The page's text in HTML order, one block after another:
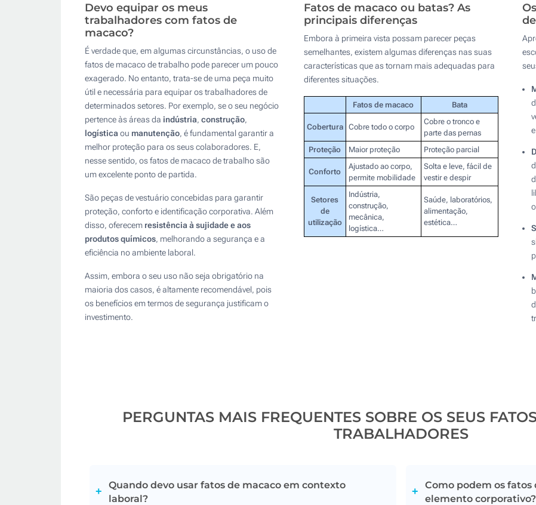
Devo equipar os meus
trabalhadores com fatos de
macaco?
É verdade que, em algumas circunstâncias, o uso de
fatos de macaco de trabalho pode parecer um pouco
exagerado. No entanto, trata-se de uma peça muito
útil e necessária para equipar os trabalhadores de
determinados setores. Por exemplo, se o seu negócio
pertence às áreas da indústria, construção,
logística ou manutenção, é fundamental garantir a
melhor proteção para os seus colaboradores. E,
nesse sentido, os fatos de macaco de trabalho são
um excelente ponto de partida.
São peças de vestuário concebidas para garantir
proteção, conforto e identificação corporativa. Além
disso, oferecem resistência à sujidade e aos
produtos químicos, melhorando a segurança e a
eficiência no ambiente laboral.
Assim, embora o seu uso não seja obrigatório na
maioria dos casos, é altamente recomendável, pois
os benefícios em termos de segurança justificam o
investimento.
Fatos de macaco ou batas? As
principais diferenças
Embora à primeira vista possam parecer peças
semelhantes, existem algumas diferenças nas suas
características que as tornam mais adequadas para
diferentes situações.
Fatos de macaco Bata
Cobertura Cobre todo o corpo
Cobre o tronco e
parte das pernas
Proteção
Maior proteção Proteção parcial
Conforto
Ajustado ao corpo,
permite mobilidade
Solta e leve, fácil de
vestir e despir
Setores
de
utilização
Indústria,
construção,
mecânica,
logística…
Saúde, laboratórios,
alimentação,
estética…
PERGUNTAS MAIS FREQUENTES SOBRE OS SEUS
TRABALHADORES
Quando devo usar fatos de macaco em contexto
laboral?
Como podem os
elemento corporativo?